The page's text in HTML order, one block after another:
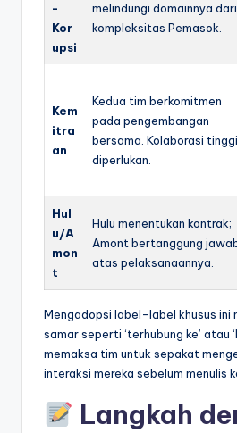
-
Kor
upsi
melindungi domainnya dari
kompleksitas Pemasok.
Kem
itra
an
Kedua tim berkomitmen
pada pengembangan
bersama. Kolaborasi tinggi
diperlukan.
Hul
u/A
mon
t
Hulu menentukan kontrak;
Amont bertanggung
atas pelaksanaannya.
Mengadopsi label-label khusus ini
samar seperti ‘terhubung ke’ atau
memaksa tim untuk sepakat
interaksi mereka sebelum menulis
Langkah